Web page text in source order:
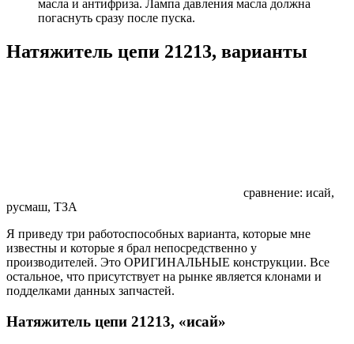
масла и антифриза. Лампа давления масла должна
погаснуть сразу после пуска.
Натяжитель цепи 21213, варианты
сравнение: исай,
русмаш, ТЗА
Я приведу три работоспособных варианта, которые мне
известны и которые я брал непосредственно у
производителей. Это ОРИГИНАЛЬНЫЕ конструкции. Все
остальное, что присутствует на рынке является клонами и
подделками данных запчастей.
Натяжитель цепи 21213, «исай»